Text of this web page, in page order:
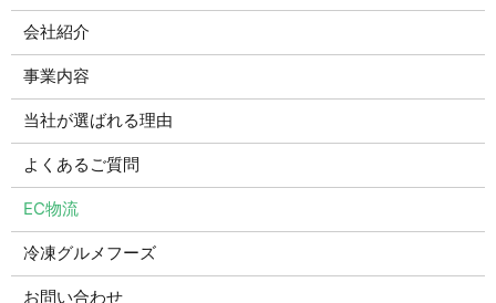
会社紹介
事業内容
当社が選ばれる理由
よくあるご質問
EC物流
冷凍グルメフーズ
お問い合わせ